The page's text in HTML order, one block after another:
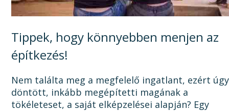
Tippek, hogy könnyebben menjen az
építkezés!
Nem találta meg a megfelelő ingatlant, ezért úgy
döntött, inkább megépítetti magának a
tökéleteset, a saját elképzelései alapján? Egy